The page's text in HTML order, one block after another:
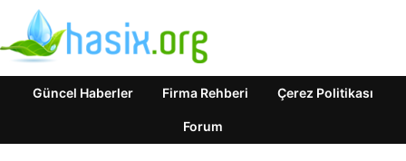
Güncel Haberler Firma Rehberi Çerez Politikası
Forum